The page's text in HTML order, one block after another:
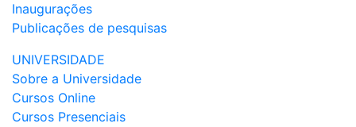
Inaugurações
Publicações de pesquisas
UNIVERSIDADE
Sobre a Universidade
Cursos Online
Cursos Presenciais